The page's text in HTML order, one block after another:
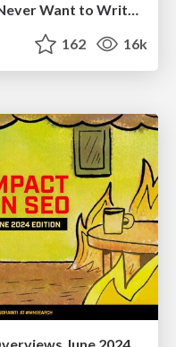
CoffeeScript is Beautiful & I Never Want to Write Plain JavaScript Again
162 16k